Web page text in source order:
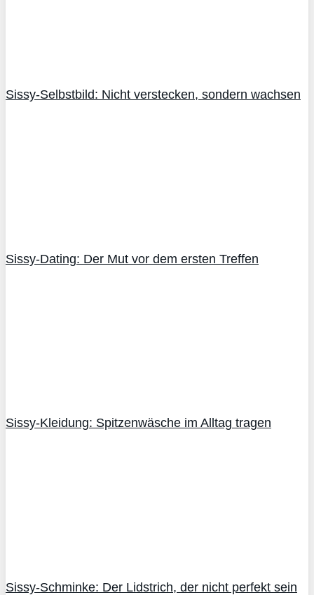
Sissy-Selbstbild: Nicht verstecken, sondern wachsen
Sissy-Dating: Der Mut vor dem ersten Treffen
Sissy-Kleidung: Spitzenwäsche im Alltag tragen
Sissy-Schminke: Der Lidstrich, der nicht perfekt sein